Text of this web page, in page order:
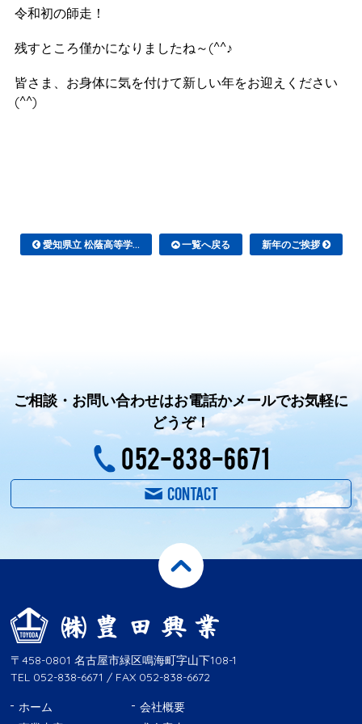
令和初の師走！
残すところ僅かになりましたね～(^^♪
皆さま、お身体に気を付けて新しい年をお迎えください
(^^)
愛知県立 松蔭高等学... 一覧へ戻る 新年のご挨拶
ご相談・お問い合わせはお電話かメールでお気軽に
どうぞ！
052-838-6671
CONTACT
〒458-0801 名古屋市緑区鳴海町字山下108-1
TEL 052-838-6671 / FAX 052-838-6672
ホーム
会社概要